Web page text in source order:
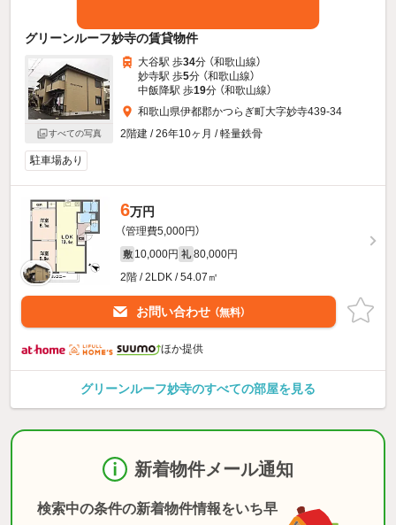
グリーンルーフ妙寺の賃貸物件
すべての写真
大谷駅 歩34分 （和歌山線）
妙寺駅 歩5分 （和歌山線）
中飯降駅 歩19分 （和歌山線）
和歌山県伊都郡かつらぎ町大字妙寺439-34
2階建 / 26年10ヶ月 / 軽量鉄骨
駐車場あり
6万円
（管理費5,000円）
敷 10,000円 礼 80,000円
2階 / 2LDK / 54.07㎡
お問い合わせ （無料）
ほか提供
グリーンルーフ妙寺のすべての部屋を見る
新着物件メール通知
検索中の条件の新着物件情報をいち早